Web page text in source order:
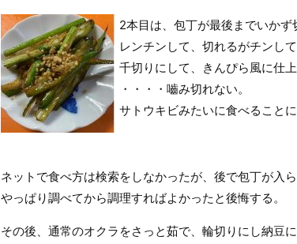
2本目は、包丁が最後までいかず
レンチンして、切れるがチンし
千切りにして、きんぴら風に仕上
・・・・嚙み切れない。
サトウキビみたいに食べることに
ネットで食べ方は検索をしなかったが、後で包丁が入
やっぱり調べてから調理すればよかったと後悔する。
その後、通常のオクラをさっと茹で、輪切りにし納豆に